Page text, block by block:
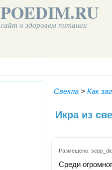
POEDIM.RU
сайт о здоровом питании
Свекла > Как
Икра из
Размещено:
Среди